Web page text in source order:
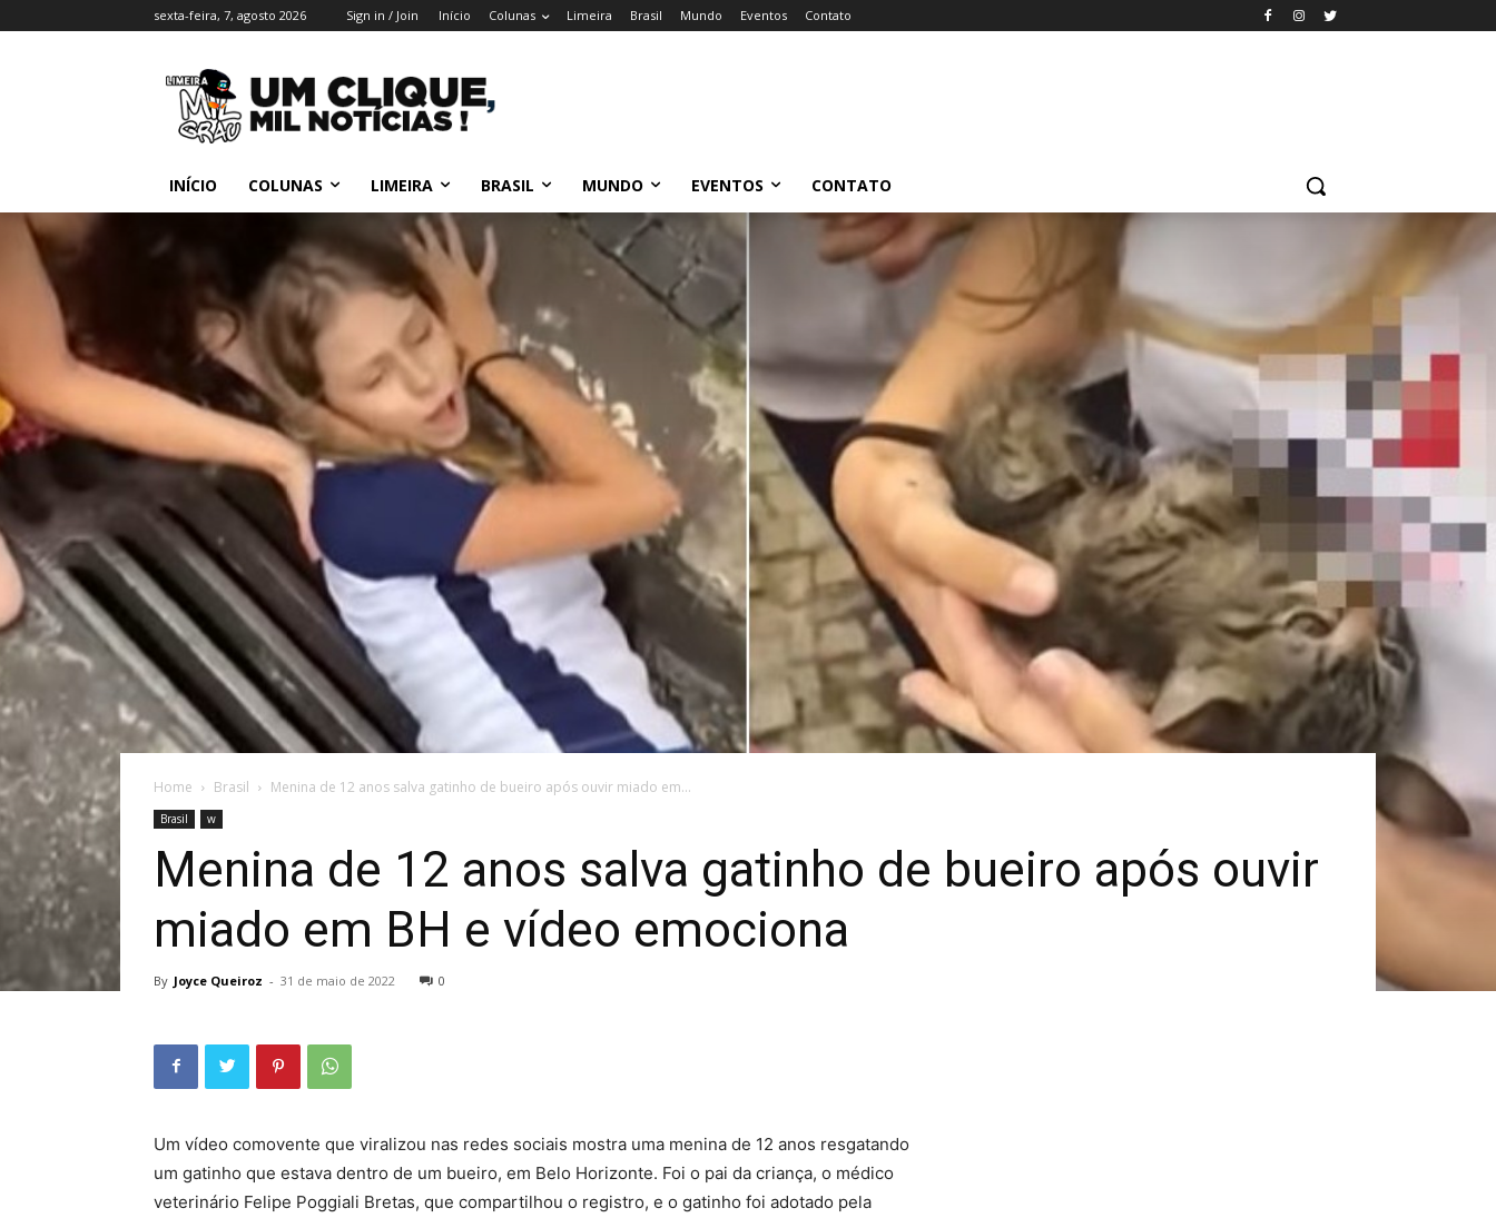
sexta-feira, 7, agosto 2026 Sign in / Join Início Colunas Limeira Brasil Mundo Eventos Contato
INÍCIO COLUNAS LIMEIRA BRASIL MUNDO EVENTOS CONTATO
Home Brasil Menina de 12 anos salva gatinho de bueiro após ouvir miado em...
Brasil w
Menina de 12 anos salva gatinho de bueiro após ouvir
miado em BH e vídeo emociona
By Joyce Queiroz - 31 de maio de 2022 0
Um vídeo comovente que viralizou nas redes sociais mostra uma menina de 12 anos resgatando
um gatinho que estava dentro de um bueiro, em Belo Horizonte. Foi o pai da criança, o médico
veterinário Felipe Poggiali Bretas, que compartilhou o registro, e o gatinho foi adotado pela